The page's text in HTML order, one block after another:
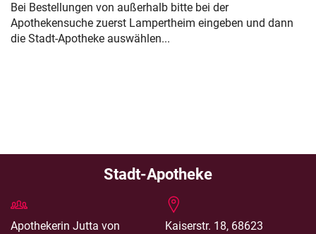
Bei Bestellungen von außerhalb bitte bei der
Apothekensuche zuerst Lampertheim eingeben und dann
die Stadt-Apotheke auswählen...
Stadt-Apotheke
Apothekerin Jutta von
Kaiserstr. 18, 68623